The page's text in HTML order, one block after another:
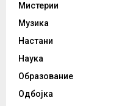
Мистерии
Музика
Настани
Наука
Образование
Одбојка